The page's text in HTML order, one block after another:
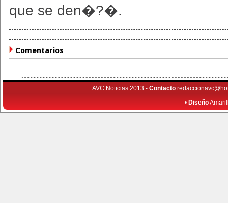
que se den�?�.
Comentarios
AVC Noticias 2013 - Contacto
• Diseño